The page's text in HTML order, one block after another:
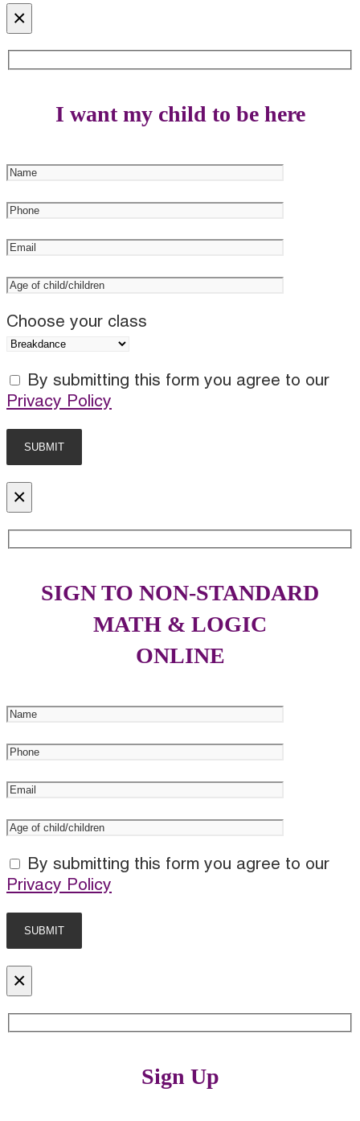
×
I want my child to be here
Choose your class
By submitting this form you agree to our
Privacy Policy
×
SIGN TO NON-STANDARD
MATH & LOGIC
ONLINE
By submitting this form you agree to our
Privacy Policy
×
Sign Up